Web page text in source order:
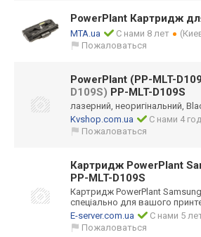
PowerPlant Картридж
MTA.ua С нами 8 лет
Пожаловаться
PowerPlant (PP-MLT-
D109S) PP-MLT-D109S
лазерний, неоригінальний,
Kvshop.com.ua
С нами 4
Пожаловаться
Картридж PowerPlant
PP-MLT-D109S
Картридж PowerPlant Samsung
спеціально для вашого
E-server.com.ua
С нами 5
Пожаловаться